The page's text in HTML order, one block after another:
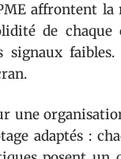
affrontent
de
signaux
une
adaptés :